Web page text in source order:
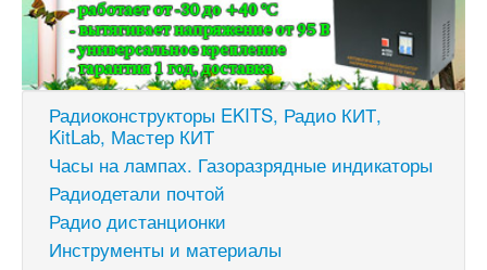
Радиоконструкторы EKITS, Радио КИТ,
KitLab, Мастер КИТ
Часы на лампах. Газоразрядные индикаторы
Радиодетали почтой
Радио дистанционки
Инструменты и материалы